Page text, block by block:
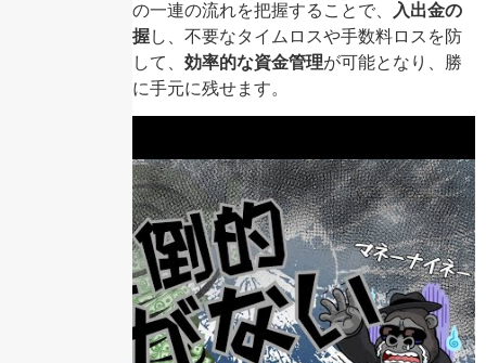
が速いです。この一連の流れを把握することで、
入出金の
流れを完全に掌握し、不要なタイムロスや手数料ロスを防
げます。結果として、 効率的な資金管理が可能となり、勝
った利益を確実に手元に残せます。